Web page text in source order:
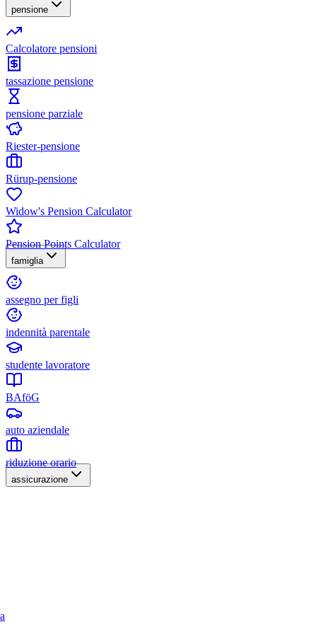
pensione
Calcolatore pensioni
tassazione pensione
pensione parziale
Riester-pensione
Rürup-pensione
Widow's Pension Calculator
Pension Points Calculator
famiglia
assegno per figli
indennità parentale
studente lavoratore
BAföG
auto aziendale
riduzione orario
assicurazione